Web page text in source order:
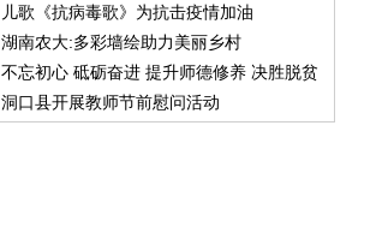
儿歌《抗病毒歌》为抗击疫情加油
湖南农大:多彩墙绘助力美丽乡村
不忘初心 砥砺奋进 提升师德修养 决胜脱贫
攻坚
洞口县开展教师节前慰问活动